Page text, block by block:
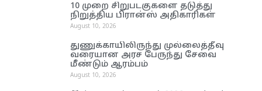
10 முறை சிறுபடகுகளை தடுத்து
நிறுத்திய பிரான்ஸ் அதிகாரிகள்
August 10, 2026
துணுக்காயிலிருந்து முல்லைத்தீவு
வரையான அரச பேருந்து சேவை
மீண்டும் ஆரம்பம்
August 10, 2026